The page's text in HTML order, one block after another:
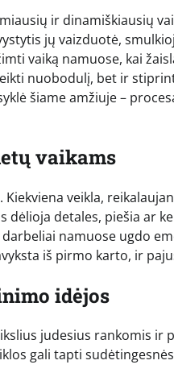
ir dinamiškiausių
jų vaizduotė,
vaiką namuose, kai
nuobodulį, bet ir
šiame amžiuje –
vaikams
veikla,
dėlioja detales, piešia ar
namuose ugdo
iš pirmo karto, ir
idėjos
judesius rankomis ir
gali tapti